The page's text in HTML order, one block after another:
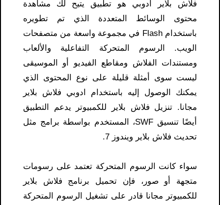
فلاش بلاير ادوبي هو تطبيق يتيح لك مشاهدة
محتوى الوسائط المتعددة الذي تم تطويره
باستخدام Flash في مجموعة واسعة من متصفحات
الويب. الرسوم المتحركة التفاعلية والألعاب
ومستندات الفلاش ومقاطع الفيديو أو الموسيقى
ليست سوى أمثلة قليلة على نوع المحتوى الذي
يمكنك الوصول إليه باستخدام ادوبي فلاش بلاير
مجانا. تنزيل فلاش بلاير للكمبيوتر يدعم التطبيق
أيضًا تنسيق SWF، المستخدم بواسطة برامج مثل
تحديث فلاش بلاير ويندوز 7.
سواء كانت الرسوم المتحركة تعتمد على رسومات
متجهة أو صور، فإن تحميل برنامج فلاش بلاير
للكمبيوتر مجانا قادر على تشغيل الرسوم المتحركة